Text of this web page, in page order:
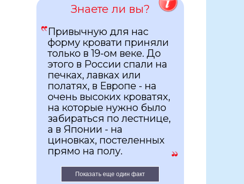
Знаете ли вы?
Привычную для нас
форму кровати приняли
только в 19-ом веке. До
этого в России спали на
печках, лавках или
полатях, в Европе - на
очень высоких кроватях,
на которые нужно было
забираться по лестнице,
а в Японии - на
циновках, постеленных
прямо на полу.
Показать еще один факт